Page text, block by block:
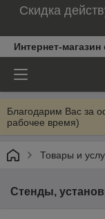
Скидка
Интернет-
Благодарим Вас за
рабочее время)
Товары и
Стенды,